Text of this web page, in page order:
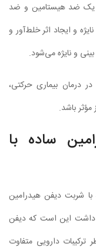
یک ضد هیستامین و ضد
و ایجاد اثر خلط‌آور و
و نایژه می‌شود.
درمان بیماری حرکتی،
مؤثر باشد.
ساده با
با شربت دیفن هیدرامین
داشت این است که دیفن
ترکیبات دارویی متفاوت